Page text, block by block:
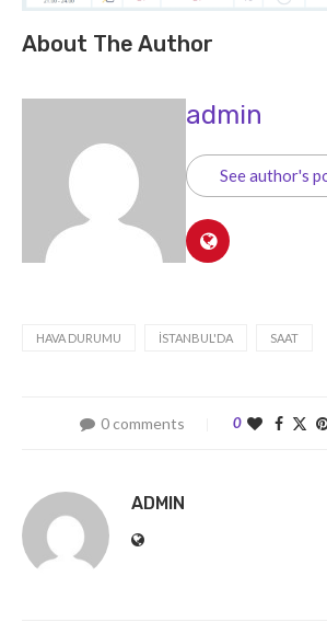
About The Author
admin
See author's
HAVA DURUMU İSTANBUL'DA SAAT
0 comments 0
ADMIN